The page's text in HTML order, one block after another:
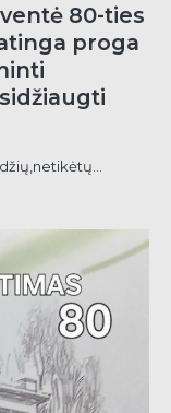
80-ties
proga